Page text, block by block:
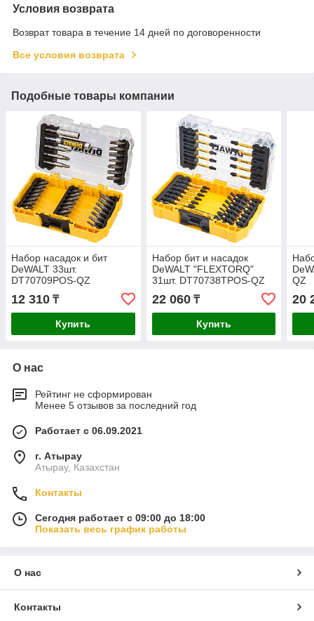
Условия возврата
Возврат товара в течение 14 дней по договоренности
Все условия возврата
Подобные товары компании
Набор насадок и бит
DeWALT 33шт.
DT70709POS-QZ
12 310 ₸
Купить
Набор бит и насадок
DeWALT "FLEXTORQ"
31шт. DT70738TPOS-QZ
22 060₸
Купить
QZ
20
О нас
Рейтинг не сформирован
Менее 5 отзывов за последний год
Работает с 06.09.2021
г. Атырау
Атырау, Казахстан
Контакты
Сегодня работает с 09:00 до 18:00
Показать весь график работы
О нас
Контакты